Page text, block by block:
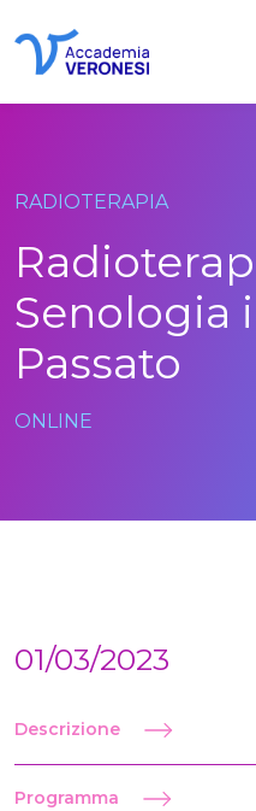
RADIOTERAPIA
Senologia
Passato
ONLINE
01/03/2023
Descrizione
Programma